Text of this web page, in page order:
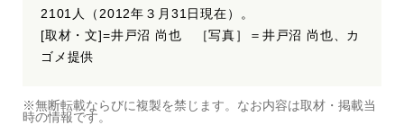
2101人（2012年３月31日現在）。
[取材・文]=井戸沼 尚也 ［写真］＝井戸沼 尚也、カ
ゴメ提供
※無断転載ならびに複製を禁じます。なお内容は取材・掲載当
時の情報です。